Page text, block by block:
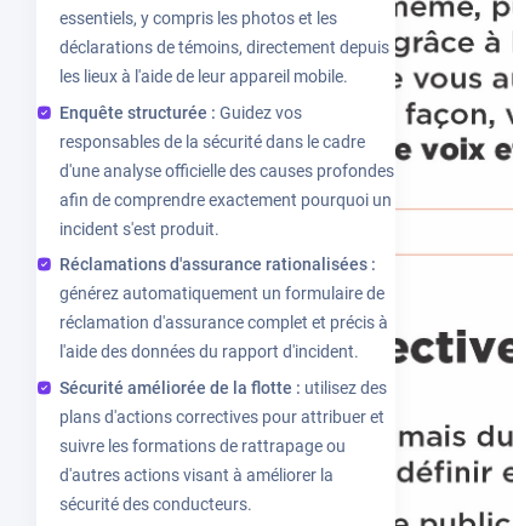
essentiels, y compris les photos et les
déclarations de témoins, directement depuis
les lieux à l'aide de leur appareil mobile.
Enquête structurée : Guidez vos
responsables de la sécurité dans le cadre
d'une analyse officielle des causes profondes
afin de comprendre exactement pourquoi un
incident s'est produit.
Réclamations d'assurance rationalisées :
générez automatiquement un formulaire de
réclamation d'assurance complet et précis à
l'aide des données du rapport d'incident.
Sécurité améliorée de la flotte : utilisez des
plans d'actions correctives pour attribuer et
suivre les formations de rattrapage ou
d'autres actions visant à améliorer la
sécurité des conducteurs.